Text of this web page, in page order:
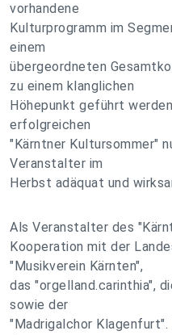
vorhandene
Kulturprogramm im
einem
übergeordneten
zu einem klanglichen
Höhepunkt geführt
erfolgreichen
"Kärntner Kultursommer"
Veranstalter im
Herbst adäquat und
Als Veranstalter des
Kooperation mit der
"Musikverein Kärnten",
das "orgelland.carinthia",
sowie der
"Madrigalchor